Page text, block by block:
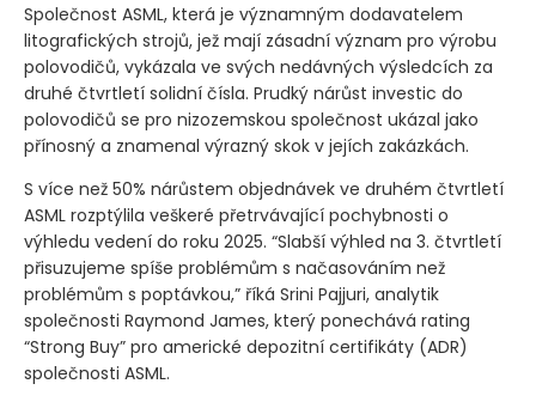
Společnost ASML, která je významným dodavatelem
litografických strojů, jež mají zásadní význam pro výrobu
polovodičů, vykázala ve svých nedávných výsledcích za
druhé čtvrtletí solidní čísla. Prudký nárůst investic do
polovodičů se pro nizozemskou společnost ukázal jako
přínosný a znamenal výrazný skok v jejích zakázkách.
S více než 50% nárůstem objednávek ve druhém čtvrtletí
ASML rozptýlila veškeré přetrvávající pochybnosti o
výhledu vedení do roku 2025. “Slabší výhled na 3. čtvrtletí
přisuzujeme spíše problémům s načasováním než
problémům s poptávkou,” říká Srini Pajjuri, analytik
společnosti Raymond James, který ponechává rating
“Strong Buy” pro americké depozitní certifikáty (ADR)
společnosti ASML.